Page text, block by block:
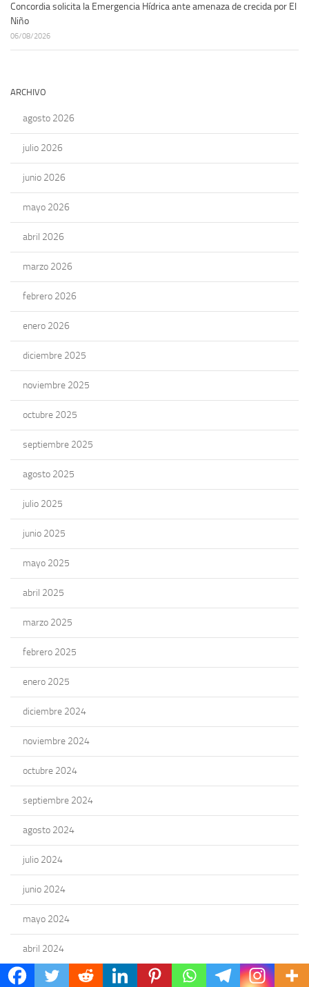
Concordia solicita la Emergencia Hídrica ante amenaza de crecida por El
Niño
06/08/2026
ARCHIVO
agosto 2026
julio 2026
junio 2026
mayo 2026
abril 2026
marzo 2026
febrero 2026
enero 2026
diciembre 2025
noviembre 2025
octubre 2025
septiembre 2025
agosto 2025
julio 2025
junio 2025
mayo 2025
abril 2025
marzo 2025
febrero 2025
enero 2025
diciembre 2024
noviembre 2024
octubre 2024
septiembre 2024
agosto 2024
julio 2024
junio 2024
mayo 2024
abril 2024
marzo 2024